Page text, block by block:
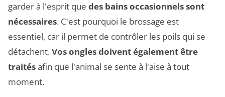
garder à l'esprit que des bains occasionnels sont
nécessaires. C'est pourquoi le brossage est
essentiel, car il permet de contrôler les poils qui se
détachent.Vos ongles doivent également être
traitésafin que l'animal se sente à l'aise à tout
moment.